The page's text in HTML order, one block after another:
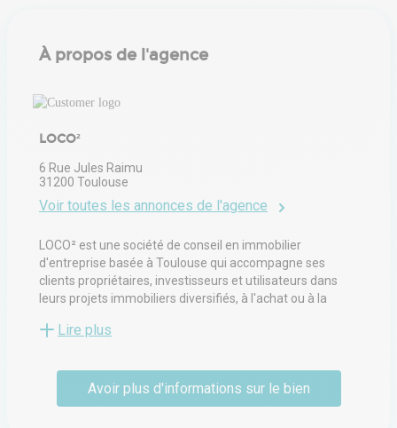
À propos de l'agence
LOCO²
6 Rue Jules Raimu
31200 Toulouse
Voir toutes les annonces de l'agence
LOCO² est une société de conseil en immobilier
d'entreprise basée à Toulouse qui accompagne ses
clients propriétaires, investisseurs et utilisateurs dans
leurs projets immobiliers diversifiés, à l'achat ou à la
Lire plus
Avoir plus d'informations sur le bien